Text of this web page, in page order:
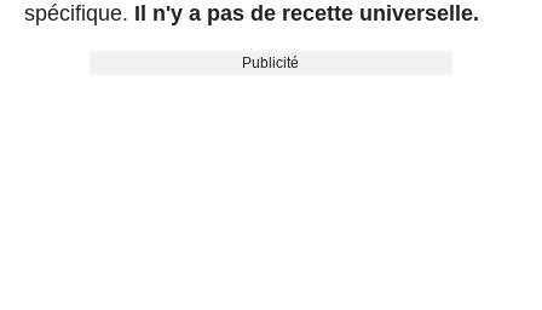
spécifique. Il n'y a pas de recette universelle.
Publicité